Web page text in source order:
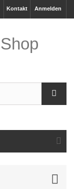
Anmelden
Kontakt